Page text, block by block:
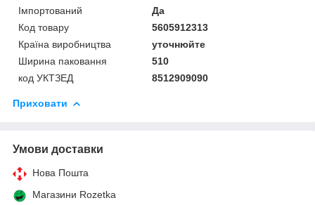
Імпортований
Да
Код товару
5605912313
Країна виробництва
уточнюйте
Ширина паковання
510
код УКТЗЕД
8512909090
Приховати
Умови доставки
Нова Пошта
Магазини Rozetka